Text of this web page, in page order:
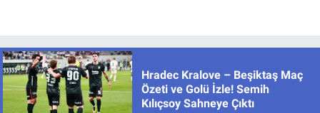
Hradec Kralove – Beşiktaş Maç
Özeti ve Golü İzle! Semih
Kılıçsoy Sahneye Çıktı